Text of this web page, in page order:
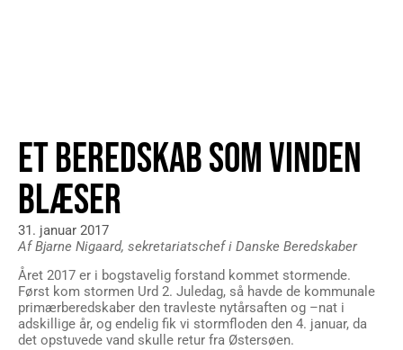
ET BEREDSKAB SOM VINDEN
BLÆSER
31. januar 2017
Af Bjarne Nigaard, sekretariatschef i Danske Beredskaber
Året 2017 er i bogstavelig forstand kommet stormende.
Først kom stormen Urd 2. Juledag, så havde de kommunale
primærberedskaber den travleste nytårsaften og –nat i
adskillige år, og endelig fik vi stormfloden den 4. januar, da
det opstuvede vand skulle retur fra Østersøen.